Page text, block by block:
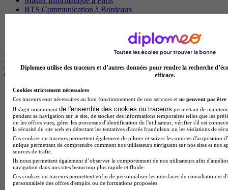
BTS Communication à Bordeaux
Les intitulés de diplôme par alternance
les plus recherchés
BTS Esf en alternance
BTS Dietetique en alternance
BTS Mco en alternance
BTS Pi en alternance
BTS Sp3s en alternance
Master CCA en alternance
BTS Ndrc en alternance
BTS Sam en alternance
Cap Fleuriste en alternance
BTS Sio en alternance
MSc Marketing Digital en alternance
Diplomeo utilise des traceurs et d’autres données pour rendre la recherche
efficace.
Cookies strictement nécessaires
Ces traceurs sont nécessaires au bon fonctionnement de nos services et ne peuvent pas être
Il s'agit notamment de l'ensemble des cookies ou traceurs permettant de
pendant sa navigation sur le site, de stocker des informations temporaires telles que les
ou les offres vues, gérer les processus d'identification de l'utilisateur, vérifier s'il est
la sécurité du site web en détectant les tentatives d'accès frauduleux ou les violations de
Ces cookies ou traceurs permettent également de piloter et suivre les sources d'acquisition
unique permettant de comprendre comment nos utilisateurs naviguent sur nos sites et nos
sources de trafic.
Ils nous permettent également d’observer le comportement de nos utilisateurs afin
navigation dans nos sites beaucoup plus rapide et fluide.
Ces cookies ou traceurs permettent enfin de personnaliser les interfaces de consultation et
personnalisée des offres d'emploi ou de formations proposées.